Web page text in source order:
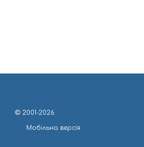
© 2001-2026
Мобільна версія